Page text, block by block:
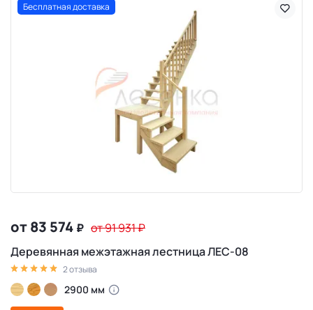
Бесплатная доставка
от 83 574 ₽ от 91 931₽
Деревянная межэтажная лестница ЛЕС-08
2 отзыва
2900 мм